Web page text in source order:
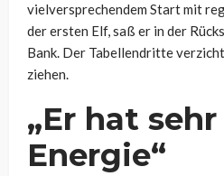
vielversprechendem Start mit
der ersten Elf, saß er in der
Bank. Der Tabellendritte
ziehen.
„Er hat
Energie“